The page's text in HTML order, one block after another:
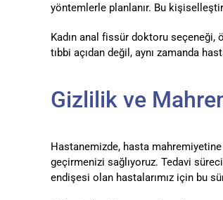
yöntemlerle planlanır. Bu
Kadın anal fissür doktoru seçeneği,
tıbbi açıdan değil, aynı zamanda
Gizlilik ve
Hastanemizde, hasta
geçirmenizi sağlıyoruz. Tedavi
endişesi olan hastalarımız için bu